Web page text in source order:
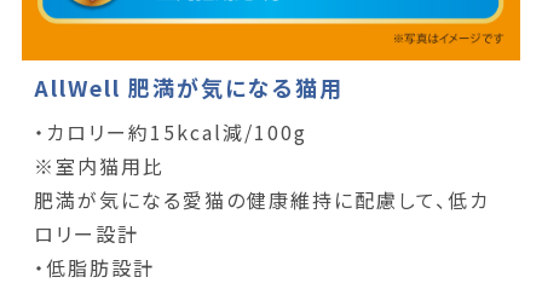
AllWell 肥満が気になる猫用
・カロリー約15kcal減/100g
※室内猫用比
肥満が気になる愛猫の健康維持に配慮して、低カ
ロリー設計
・低脂肪設計